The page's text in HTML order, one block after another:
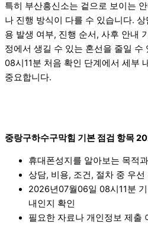
특히 부산흥신소는 겉으로 보이는
나 진행 방식이 다를 수 있습니다.
용 발생 여부, 진행 순서, 사후 안내
정에서 생길 수 있는 혼선을 줄일
08시11분 처음 확인 단계에서 세부
중요합니다.
중랑구하수구막힘 기본 점검 항목
휴대폰성지를 알아보는 목적
상담, 비용, 조건, 절차 중 우
2026년07월06일 08시11분
내인지 확인
필요한 자료나 개인정보 제출